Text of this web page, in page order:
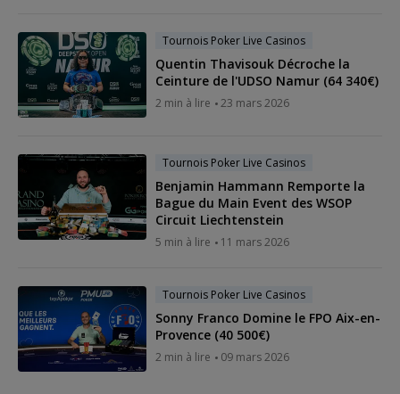
Tournois Poker Live Casinos
Quentin Thavisouk Décroche la
Ceinture de l'UDSO Namur (64 340€)
2 min à lire 23 mars 2026
Tournois Poker Live Casinos
Benjamin Hammann Remporte la
Bague du Main Event des WSOP
Circuit Liechtenstein
5 min à lire 11 mars 2026
Tournois Poker Live Casinos
Sonny Franco Domine le FPO Aix-en-
Provence (40 500€)
2 min à lire 09 mars 2026